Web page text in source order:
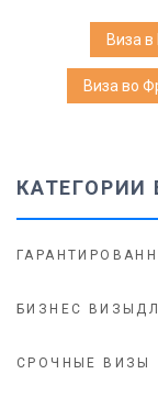
Виза
Виза во
КАТЕГОРИИ
БИЗНЕС
СРОЧНЫЕ ВИЗЫ